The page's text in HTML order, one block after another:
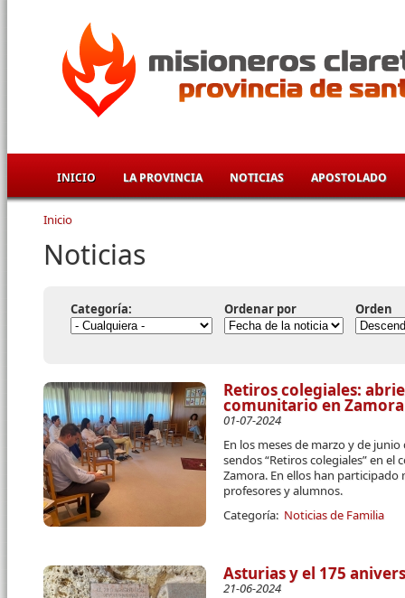
INICIO LA PROVINCIA NOTICIAS APOSTOLADO
Se encuentra usted aquí
Inicio
Noticias
Categoría: Ordenar por Orden
Retiros colegiales:
comunitario en Zamora
01-07-2024
En los meses de marzo y de
sendos “Retiros colegiales” en
Zamora. En ellos han participado
profesores y alumnos.
Categoría: Noticias de Familia
Asturias y el 175
21-06-2024